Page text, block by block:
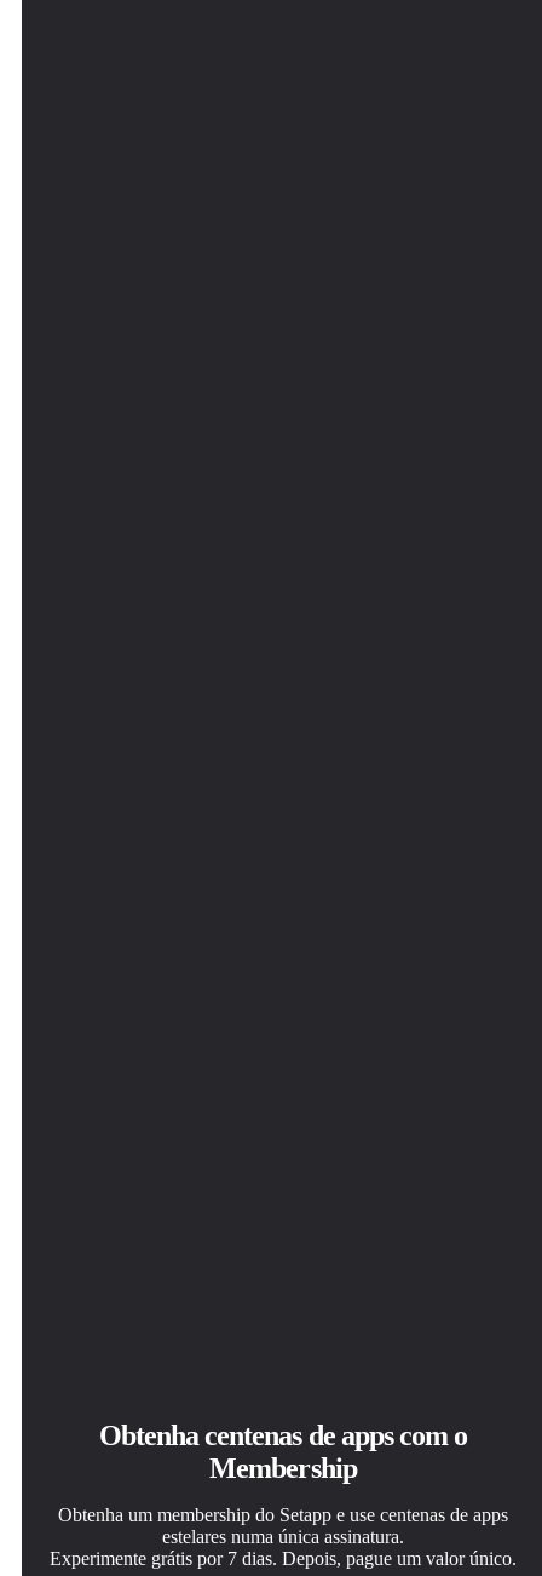
Obtenha centenas de apps com o
Membership
Obtenha um membership do Setapp e use centenas de apps
estelares numa única assinatura.
Experimente grátis por 7 dias. Depois, pague um valor único.